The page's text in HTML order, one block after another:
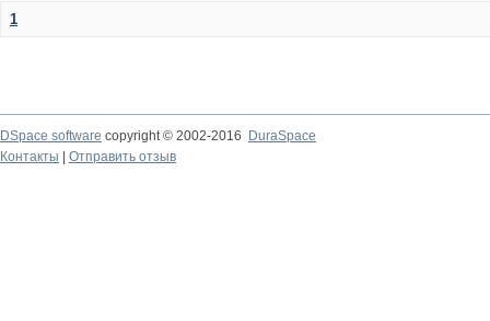
1
DSpace software copyright © 2002-2016
DuraSpace
Контакты
Отправить отзыв